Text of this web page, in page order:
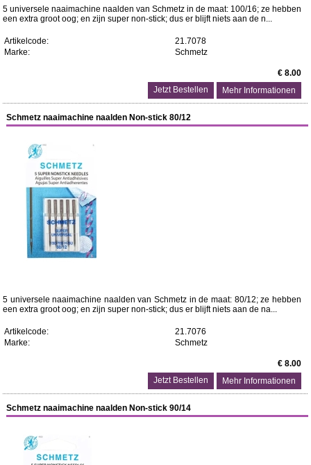
5 universele naaimachine naalden van Schmetz in de maat: 100/16; ze hebben
een extra groot oog; en zijn super non-stick; dus er blijft niets aan de n...
Artikelcode:
21.7078
Marke:
Schmetz
€ 8.00
Mehr Informationen
Schmetz naaimachine naalden Non-stick 80/12
5 universele naaimachine naalden van Schmetz in de maat: 80/12; ze hebben
een extra groot oog; en zijn super non-stick; dus er blijft niets aan de na...
Artikelcode:
21.7076
Marke:
Schmetz
€ 8.00
Mehr Informationen
Schmetz naaimachine naalden Non-stick 90/14